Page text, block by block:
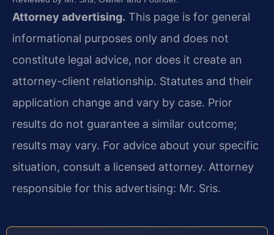
Attorney advertising. This page is for general
informational purposes only and does not
constitute legal advice, nor does it create an
attorney-client relationship. Statutes and their
application change and vary by case. Prior
results do not guarantee a similar outcome;
results may vary. For advice about your specific
situation, consult a licensed attorney. Attorney
responsible for this advertising: Mr. Sris.